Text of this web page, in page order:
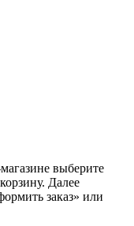
выберите
Далее
заказ» или